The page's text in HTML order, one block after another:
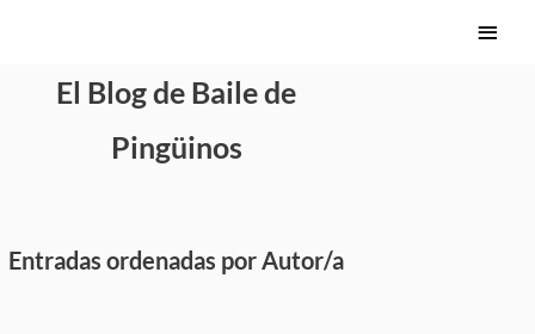
contenido
Menú
El Blog de Baile de
Pingüinos
Entradas ordenadas por Autor/a